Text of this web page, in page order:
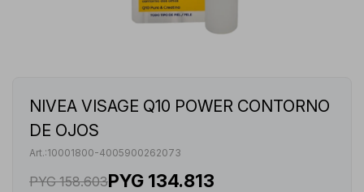
NIVEA VISAGE Q10 POWER CONTORNO
DE OJOS
10001800-4005900262073
PYG 158.603PYG 134.813